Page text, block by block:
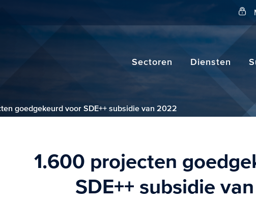
Sectoren Diensten
goedgekeurd voor SDE++ subsidie van 2022
1.600 projecten
SDE++ subsidie